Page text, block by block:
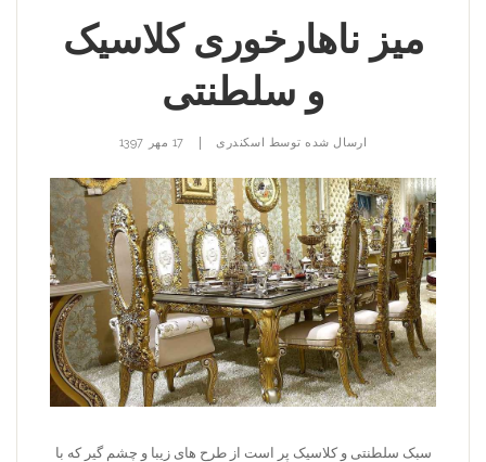
میز ناهارخوری کلاسیک
و سلطنتی
ارسال شده توسط اسکندری 17 مهر 1397
سبک سلطنتی و کلاسیک پر است از طرح های زیبا و چشم گیر که با